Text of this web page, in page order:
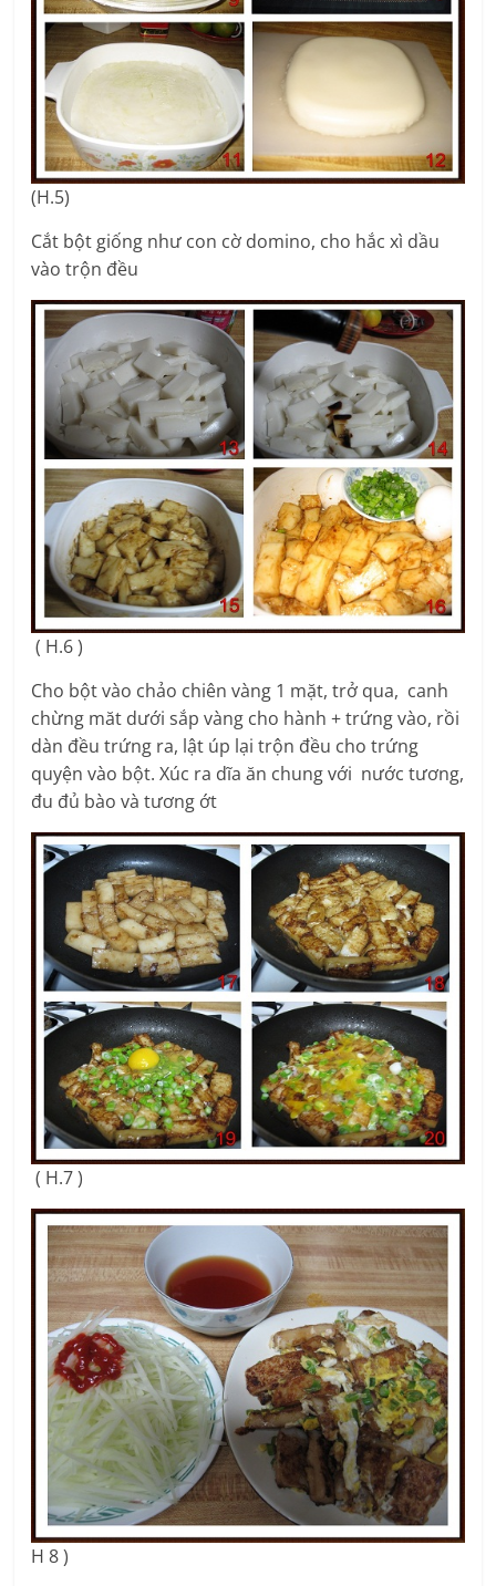
(H.5)
Cắt bột giống như con cờ domino, cho hắc xì dầu
vào trộn đều
( H.6 )
Cho bột vào chảo chiên vàng 1 mặt, trở qua, canh
chừng măt dưới sắp vàng cho hành + trứng vào, rồi
dàn đều trứng ra, lật úp lại trộn đều cho trứng
quyện vào bột. Xúc ra dĩa ăn chung với nước tương,
đu đủ bào và tương ớt
( H.7 )
H 8 )